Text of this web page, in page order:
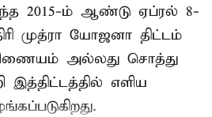
2015-ம் ஆண்டு ஏப்ரல் 8-
முத்ரா யோஜனா திட்டம்
அல்லது சொத்து
இத்திட்டத்தில் எளிய